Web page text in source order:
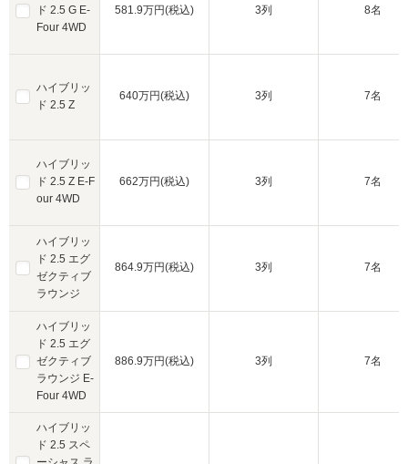
ド 2.5 G E-
Four 4WD
ハイブリッ
ド 2.5 Z
ハイブリッ
ド 2.5 Z E-F
our 4WD
ハイブリッ
ド 2.5 エグ
ゼクティブ
ラウンジ
ハイブリッ
ド 2.5 エグ
ゼクティブ
ラウンジ E-
Four 4WD
ハイブリッ
ド 2.5 スペ
581.9万円(税込) 3列 8名
640万円(税込) 3列 7名
662万円(税込) 3列 7名
864.9万円(税込) 3列 7名
886.9万円(税込) 3列 7名